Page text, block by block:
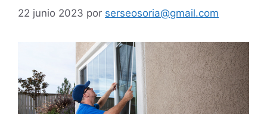
22 junio 2023 por serseosoria@gmail.com